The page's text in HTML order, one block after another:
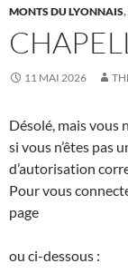
MONTS DU LYONNAIS,
11 MAI 2026
Désolé, mais vous
si vous n’êtes pas
d’autorisation
Pour vous
page
ou ci-dessous :